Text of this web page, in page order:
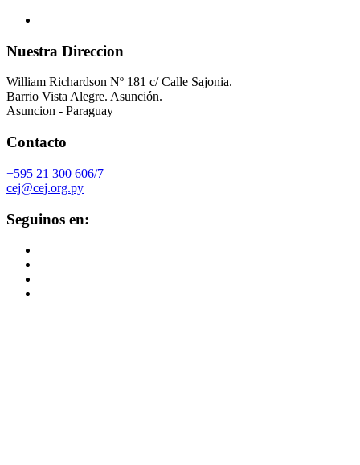
Nuestra Direccion
William Richardson Nº 181 c/ Calle Sajonia.
Barrio Vista Alegre. Asunción.
Asuncion - Paraguay
Contacto
+595 21 300 606/7
cej@cej.org.py
Seguinos en: